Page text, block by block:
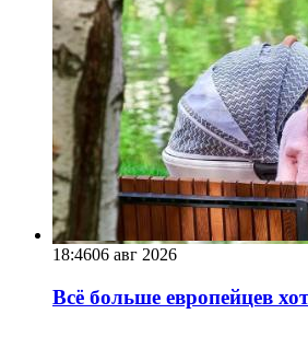
18:4606 авг 2026
Всё больше европейцев